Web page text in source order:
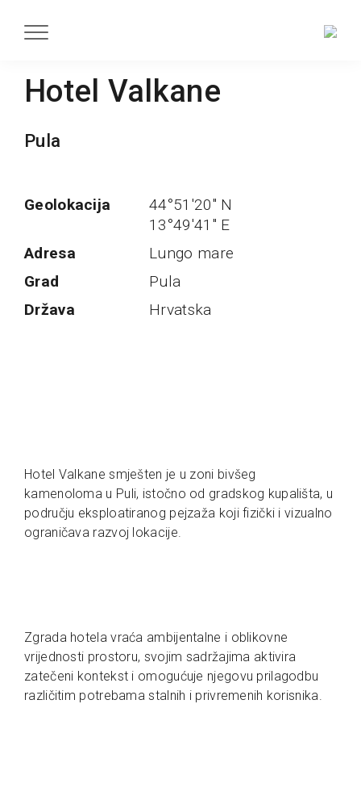
Hotel Valkane
Pula
Geolokacija
44°51'20'' N
13°49'41'' E
Adresa
Lungo mare
Grad
Pula
Država
Hrvatska
Hotel Valkane smješten je u zoni bivšeg
kamenoloma u Puli, istočno od gradskog kupališta, u
području eksploatiranog pejzaža koji fizički i vizualno
ograničava razvoj lokacije.
Zgrada hotela vraća ambijentalne i oblikovne
vrijednosti prostoru, svojim sadržajima aktivira
zatečeni kontekst i omogućuje njegovu prilagodbu
različitim potrebama stalnih i privremenih korisnika.